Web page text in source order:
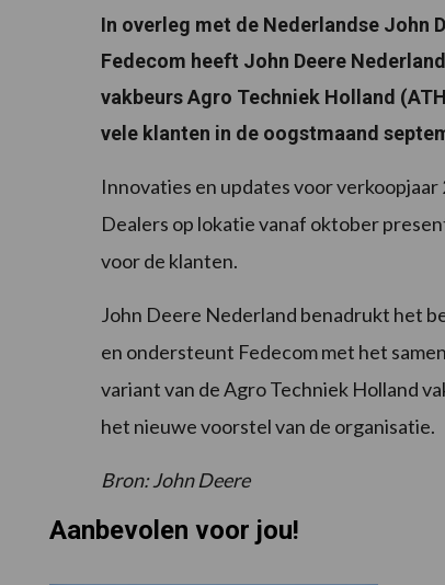
In overleg met de Nederlandse John
Fedecom heeft John Deere
vakbeurs Agro Techniek Holland
vele klanten in de oogstmaand
Innovaties en updates voor
Dealers op lokatie vanaf oktober
voor de klanten.
John Deere Nederland benadrukt het
en ondersteunt Fedecom met het
variant van de Agro Techniek Holland
het nieuwe voorstel van de organisatie.
Bron: John Deere
Aanbevolen voor jou!